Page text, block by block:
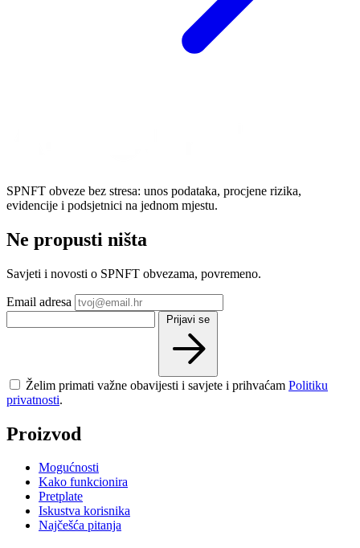
SPNFT obveze bez stresa: unos podataka, procjene rizika,
evidencije i podsjetnici na jednom mjestu.
Ne propusti ništa
Savjeti i novosti o SPNFT obvezama, povremeno.
Email adresa
Želim primati važne obavijesti i savjete i prihvaćam Politiku
privatnosti.
Proizvod
Mogućnosti
Kako funkcionira
Pretplate
Iskustva korisnika
Najčešća pitanja